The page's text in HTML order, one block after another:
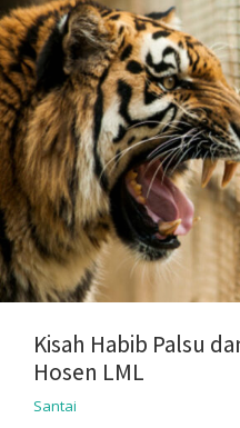
Kisah Habib Palsu
Hosen LML
Santai